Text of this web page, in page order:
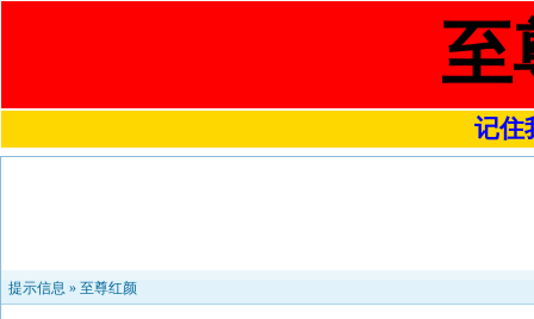
至
记住
提示信息 » 至尊红颜